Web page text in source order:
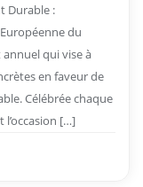
Durable :
du
qui vise à
en faveur de
Célébrée chaque
l’occasion […]